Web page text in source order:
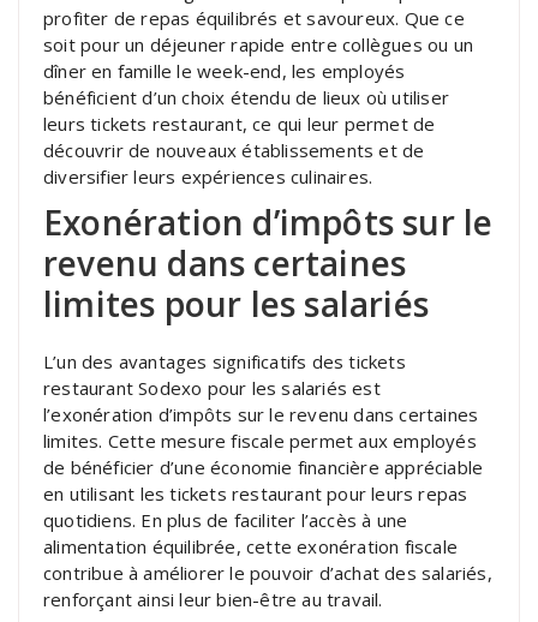
profiter de repas équilibrés et savoureux. Que ce
soit pour un déjeuner rapide entre collègues ou un
dîner en famille le week-end, les employés
bénéficient d’un choix étendu de lieux où utiliser
leurs tickets restaurant, ce qui leur permet de
découvrir de nouveaux établissements et de
diversifier leurs expériences culinaires.
Exonération d’impôts sur le
revenu dans certaines
limites pour les salariés
L’un des avantages significatifs des tickets
restaurant Sodexo pour les salariés est
l’exonération d’impôts sur le revenu dans certaines
limites. Cette mesure fiscale permet aux employés
de bénéficier d’une économie financière appréciable
en utilisant les tickets restaurant pour leurs repas
quotidiens. En plus de faciliter l’accès à une
alimentation équilibrée, cette exonération fiscale
contribue à améliorer le pouvoir d’achat des salariés,
renforçant ainsi leur bien-être au travail.